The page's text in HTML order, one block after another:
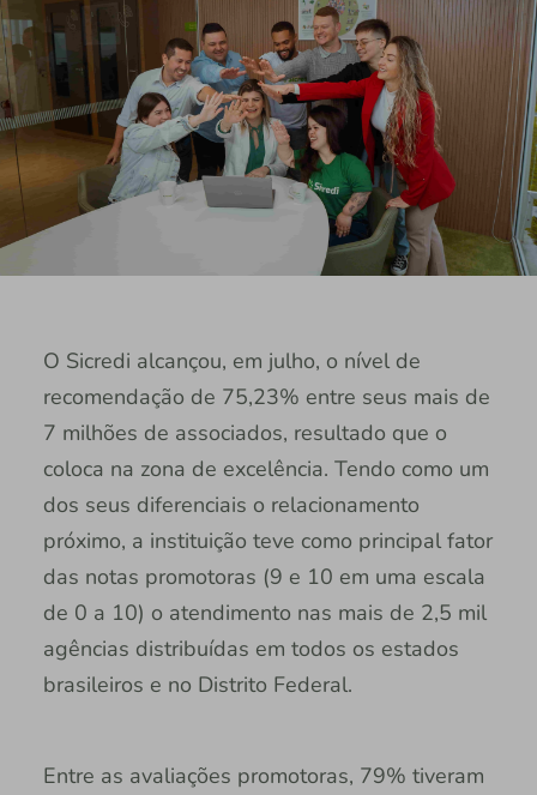
O Sicredi alcançou, em julho, o nível de
recomendação de 75,23% entre seus mais de
7 milhões de associados, resultado que o
coloca na zona de excelência. Tendo como um
dos seus diferenciais o relacionamento
próximo, a instituição teve como principal fator
das notas promotoras (9 e 10 em uma escala
de 0 a 10) o atendimento nas mais de 2,5 mil
agências distribuídas em todos os estados
brasileiros e no Distrito Federal.
Entre as avaliações promotoras, 79% tiveram